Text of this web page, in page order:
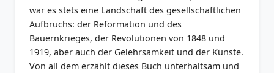
war es stets eine Landschaft des gesellschaftlichen
Aufbruchs: der Reformation und des
Bauernkrieges, der Revolutionen von 1848 und
1919, aber auch der Gelehrsamkeit und der Künste.
Von all dem erzählt dieses Buch unterhaltsam und